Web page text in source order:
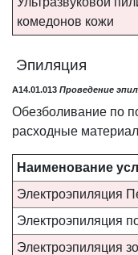
комедонов кожи
Эпиляция
A14.01.013 Проведение
Обезболивание по
расходные
Наименование
Электроэпиляция
Электроэпиляция
Электроэпиляция